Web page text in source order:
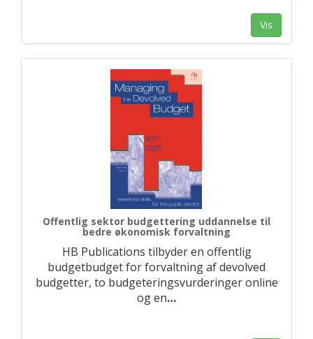
Vis
Offentlig sektor budgettering uddannelse til
bedre økonomisk forvaltning
HB Publications tilbyder en offentlig
budgetbudget for forvaltning af devolved
budgetter, to budgeteringsvurderinger online
og en…